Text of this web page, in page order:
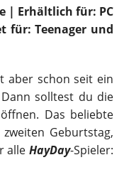
| Erhältlich für: PC
für: Teenager und
aber schon seit ein
solltest du die
Das beliebte
Geburtstag,
alle HayDay-Spieler: